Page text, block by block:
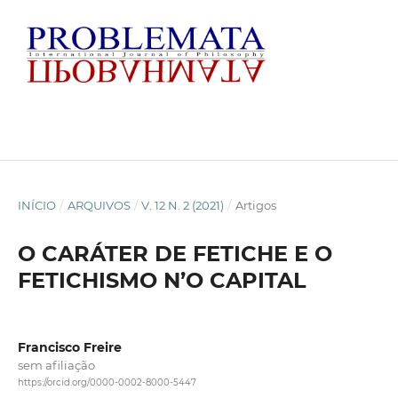
INÍCIO / ARQUIVOS / V. 12 N. 2 (2021) / Artigos
O CARÁTER DE FETICHE E O
FETICHISMO N’O CAPITAL
Francisco Freire
sem afiliação
https://orcid.org/0000-0002-8000-5447